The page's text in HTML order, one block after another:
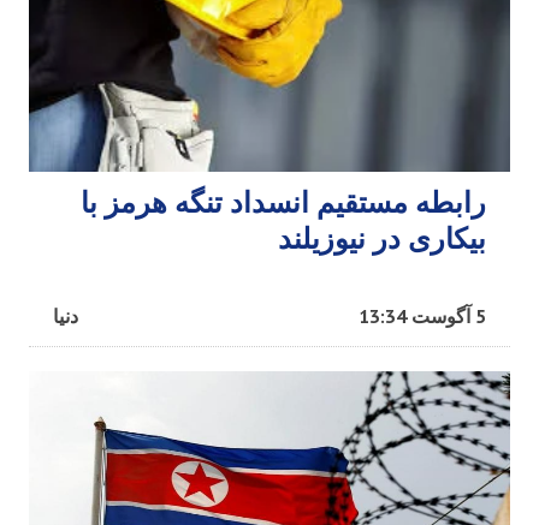
رابطه مستقیم انسداد تنگه هرمز با
بیکاری در نیوزیلند
دنیا 5 آگوست 13:34